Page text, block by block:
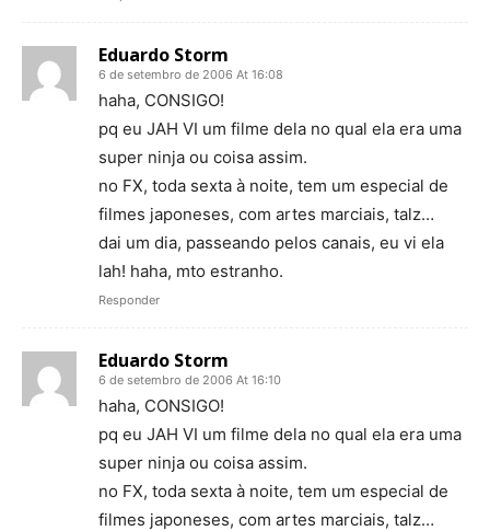
Eduardo Storm
6 de setembro de 2006 At 16:08
haha, CONSIGO!
pq eu JAH VI um filme dela no qual ela era uma
super ninja ou coisa assim.
no FX, toda sexta à noite, tem um especial de
filmes japoneses, com artes marciais, talz…
dai um dia, passeando pelos canais, eu vi ela
lah! haha, mto estranho.
Responder
Eduardo Storm
6 de setembro de 2006 At 16:10
haha, CONSIGO!
pq eu JAH VI um filme dela no qual ela era uma
super ninja ou coisa assim.
no FX, toda sexta à noite, tem um especial de
filmes japoneses, com artes marciais, talz…